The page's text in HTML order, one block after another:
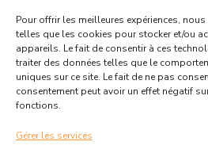
Pour offrir les meilleures expériences,
telles que les cookies pour stocker et/ou
appareils. Le fait de consentir à ces
traiter des données telles que le
uniques sur ce site. Le fait de ne pas
consentement peut avoir un effet négatif
fonctions.
Gérer les services
Suivez toutes les
actualités de votre ville